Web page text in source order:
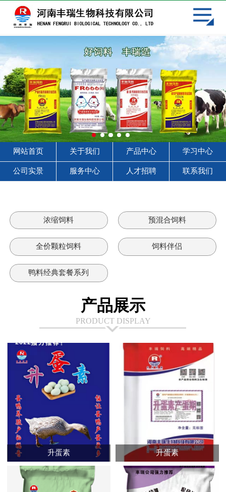
网站首页
关于我们
产品中心
学习中心
客户见证
服务中心
人才招聘
网站首页 关于我们 产品中心 学习中心
公司实景 服务中心 人才招聘 联系我们
浓缩饲料 预混合饲料
全价颗粒饲料 饲料伴侣
鸭料经典套餐系列
产品展示
PRODUCT DISPLAY
升蛋素 升蛋素